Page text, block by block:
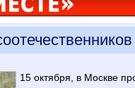
15 октября, в Москве